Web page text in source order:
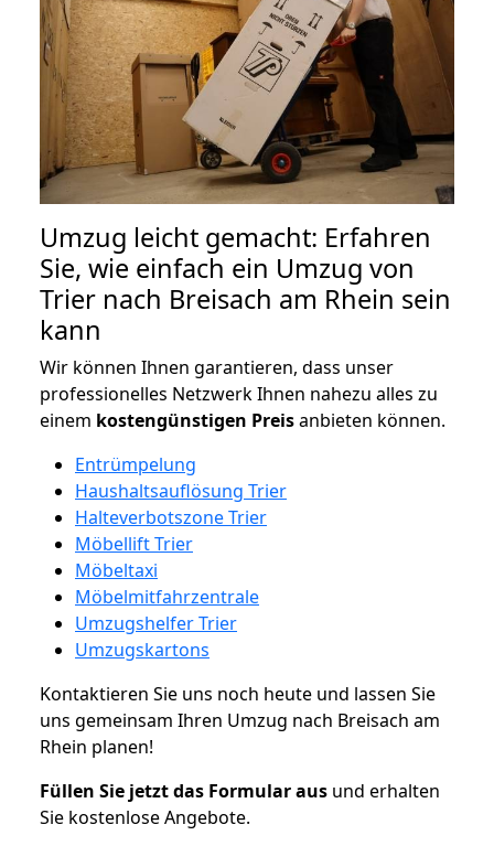
Umzug leicht gemacht: Erfahren
Sie, wie einfach ein Umzug von
Trier nach Breisach am Rhein sein
kann
Wir können Ihnen garantieren, dass unser
professionelles Netzwerk Ihnen nahezu alles zu
einem kostengünstigen Preisanbieten können.
Entrümpelung
Haushaltsauflösung Trier
Halteverbotszone Trier
Möbellift Trier
Möbeltaxi
Möbelmitfahrzentrale
Umzugshelfer Trier
Umzugskartons
Kontaktieren Sie uns noch heute und lassen Sie
uns gemeinsam Ihren Umzug nach Breisach am
Rhein planen!
Füllen Sie jetzt das Formular aus und erhalten
Sie kostenlose Angebote.